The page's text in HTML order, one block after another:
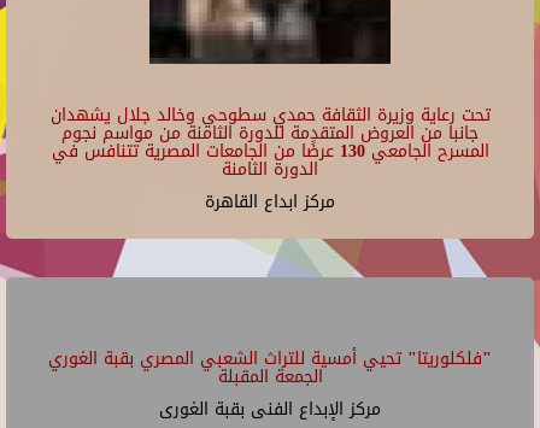
تحت رعاية وزيرة الثقافة حمدي سطوحي وخالد جلال يشهدان
جانبا من العروض المتقدمة للدورة الثامنة من مواسم نجوم
المسرح الجامعي 130 عرضًا من الجامعات المصرية تتنافس في
الدورة الثامنة
مركز ابداع القاهرة
"فلكلوريتا" تحيي أمسية للتراث الشعبي المصري بقبة الغوري
الجمعة المقبلة
مركز الإبداع الفنى بقبة الغورى